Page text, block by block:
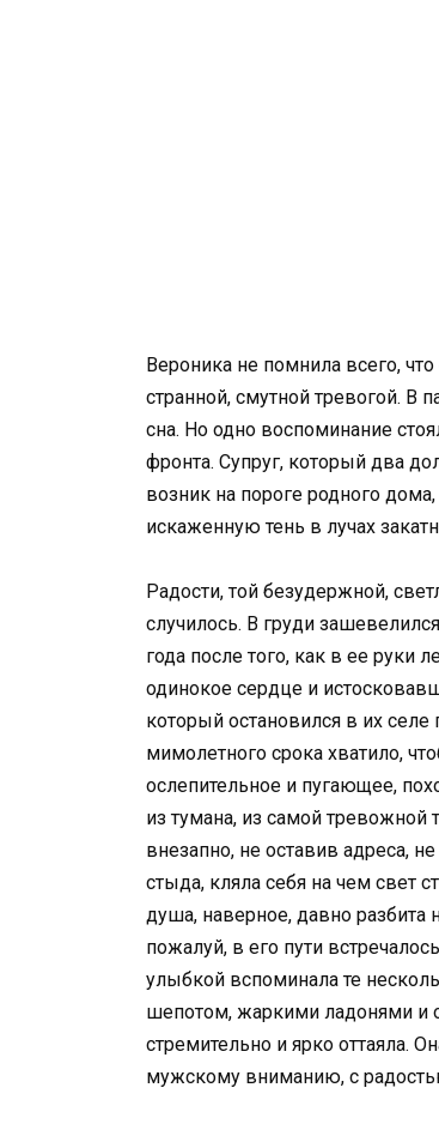
Вероника не помнила всего,
странной, смутной тревогой.
сна. Но одно воспоминание
фронта. Супруг, который два
возник на пороге родного
искаженную тень в лучах
Радости, той безудержной,
случилось. В груди
года после того, как в ее руки
одинокое сердце и
который остановился в их
мимолетного срока хватило,
ослепительное и пугающее,
из тумана, из самой
внезапно, не оставив адреса,
стыда, кляла себя на чем свет
душа, наверное, давно
пожалуй, в его пути
улыбкой вспоминала те
шепотом, жаркими ладонями и
стремительно и ярко оттаяла.
мужскому вниманию, с